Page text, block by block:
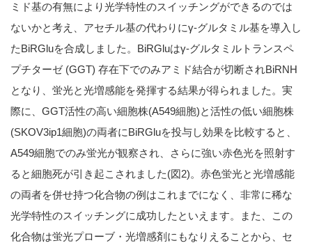
ミド基の有無により光学特性のスイッチングができるのでは
ないかと考え、アセチル基の代わりにγ-グルタミル基を導入し
たBiRGluを合成しました。BiRGluはγ-グルタミルトランスペ
プチターゼ (GGT) 存在下でのみアミド結合が切断されBiRNH
となり、蛍光と光増感能を発揮する結果が得られました。実
際に、GGT活性の高い細胞株(A549細胞)と活性の低い細胞株
(SKOV3ip1細胞)の両者にBiRGluを投与し効果を比較すると、
A549細胞でのみ蛍光が観察され、さらに強い赤色光を照射す
ると細胞死が引き起こされました(図2)。赤色蛍光と光増感能
の両者を併せ持つ化合物の例はこれまでになく、非常に稀な
光学特性のスイッチングに成功したといえます。また、この
化合物は蛍光プローブ・光増感剤にもなりえることから、セ